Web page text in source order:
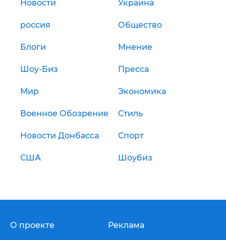
Новости Украина
россия Общество
Блоги Мнение
Шоу-Биз Пресса
Мир Экономика
Военное Обозрение Стиль
Новости Донбасса Спорт
США Шоубиз
О проекте Реклама